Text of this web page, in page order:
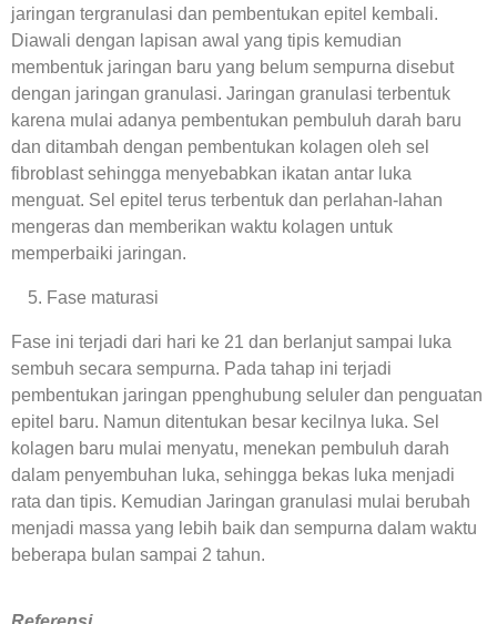
jaringan tergranulasi dan pembentukan epitel kembali.
Diawali dengan lapisan awal yang tipis kemudian
membentuk jaringan baru yang belum sempurna disebut
dengan jaringan granulasi. Jaringan granulasi terbentuk
karena mulai adanya pembentukan pembuluh darah baru
dan ditambah dengan pembentukan kolagen oleh sel
fibroblast sehingga menyebabkan ikatan antar luka
menguat. Sel epitel terus terbentuk dan perlahan-lahan
mengeras dan memberikan waktu kolagen untuk
memperbaiki jaringan.
Fase maturasi
Fase ini terjadi dari hari ke 21 dan berlanjut sampai luka
sembuh secara sempurna. Pada tahap ini terjadi
pembentukan jaringan ppenghubung seluler dan penguatan
epitel baru. Namun ditentukan besar kecilnya luka. Sel
kolagen baru mulai menyatu, menekan pembuluh darah
dalam penyembuhan luka, sehingga bekas luka menjadi
rata dan tipis. Kemudian Jaringan granulasi mulai berubah
menjadi massa yang lebih baik dan sempurna dalam waktu
beberapa bulan sampai 2 tahun.